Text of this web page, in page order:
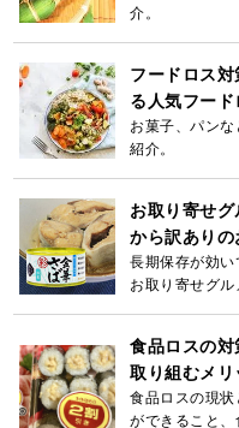
介。
フードロス
る人気フー
お菓子、パン
紹介。
お取り寄せ
から訳あり
長期保存が効
お取り寄せグル
食品ロスの
取り組むメ
食品ロスの現
ができること